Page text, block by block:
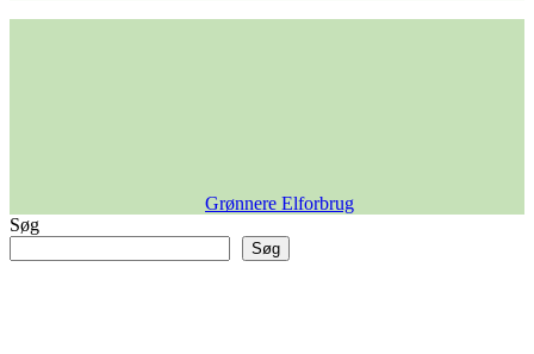
Grønnere Elforbrug
Søg
Søg